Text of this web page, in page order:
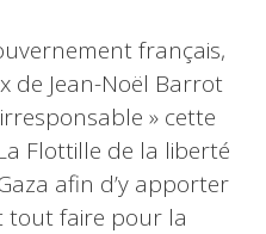
français,
de Jean-Noël Barrot
» cette
Flottille de la liberté
afin d’y apporter
tout faire pour la